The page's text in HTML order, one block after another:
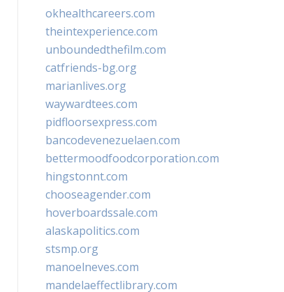
okhealthcareers.com
theintexperience.com
unboundedthefilm.com
catfriends-bg.org
marianlives.org
waywardtees.com
pidfloorsexpress.com
bancodevenezuelaen.com
bettermoodfoodcorporation.com
hingstonnt.com
chooseagender.com
hoverboardssale.com
alaskapolitics.com
stsmp.org
manoelneves.com
mandelaeffectlibrary.com